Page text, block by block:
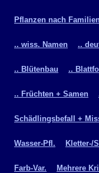
Pflanzen nach
.. wiss. Namen ..
.. Blütenbau ..
.. Früchten + Samen
Schädlingsbefall +
Wasser-Pfl. Kletter-/
Farb-Var. Mehrere